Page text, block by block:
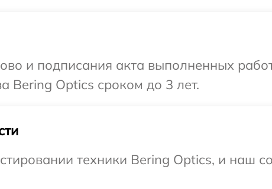
и подписания акта выполненных
Bering Optics сроком до 3 лет.
техники Bering Optics, и наш